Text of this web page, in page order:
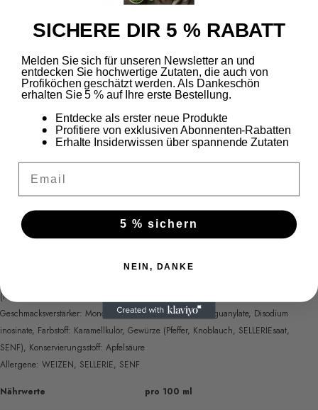
Dazu passen:
Reis
Brot
Nudeln
(Kurkuma, Koriander, Kümmel, Fenchel, Orangenschale, Gewürze),
Geschmacksverstärker: Monosodium glutamate, Disodium guanylate, Disodium
inosinate, Farbstoff: Karamellkulör, Gewürze (Pfeffer, Knoblauch, SELLERIEsaat,
SENF), Konservierungsstoff: Apfelsäure
Allergene: WEIZEN, SELLERIE, SENF
Nährwerte pro 100 ml
SICHERE DIR 5 % RABATT
Melden Sie sich für unseren Newsletter an und
entdecken Sie hochwertige Zutaten, die auch von
Profiköchen geschätzt werden. Als Dankeschön
erhalten Sie 5 % auf Ihre erste Bestellung.
Entdecke als erster neue Produkte
Profitiere von exklusiven Abonnenten-Rabatten
Erhalte Insiderwissen über spannende Zutaten
Email
5 % sichern
NEIN, DANKE